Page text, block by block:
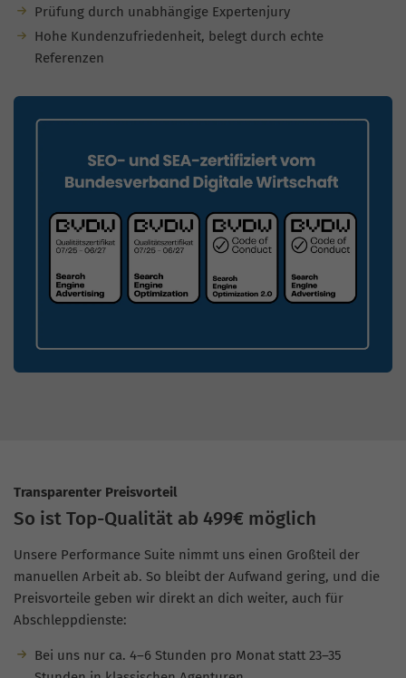
Prüfung durch unabhängige Expertenjury
Hohe Kundenzufriedenheit, belegt durch echte
Referenzen
Transparenter Preisvorteil
So ist Top-Qualität ab 499€ möglich
Unsere Performance Suite nimmt uns einen Großteil der
manuellen Arbeit ab. So bleibt der Aufwand gering, und die
Preisvorteile geben wir direkt an dich weiter, auch für
Abschleppdienste:
Bei uns nur ca. 4–6 Stunden pro Monat statt 23–35